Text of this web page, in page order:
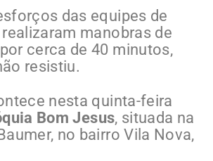
das equipes de
manobras de
cerca de 40 minutos,
resistiu.
nesta quinta-feira
Bom Jesus, situada na
no bairro Vila Nova,